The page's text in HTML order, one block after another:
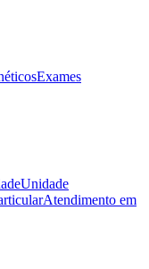
Exames
Unidade
Atendimento em